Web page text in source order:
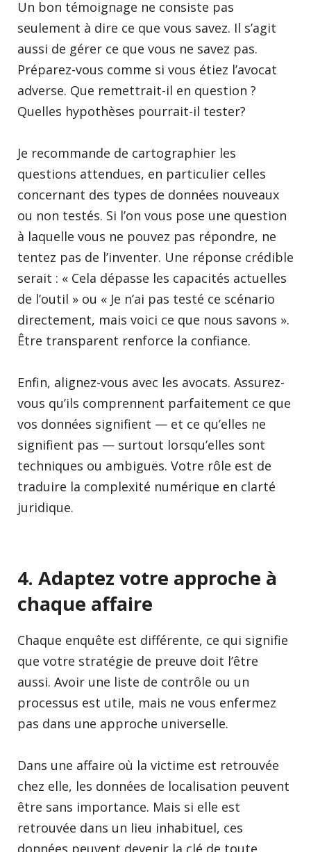
Un bon témoignage ne consiste pas
seulement à dire ce que vous savez. Il s’agit
aussi de gérer ce que vous ne savez pas.
Préparez-vous comme si vous étiez l’avocat
adverse. Que remettrait-il en question ?
Quelles hypothèses pourrait-il tester?
Je recommande de cartographier les
questions attendues, en particulier celles
concernant des types de données nouveaux
ou non testés. Si l’on vous pose une question
à laquelle vous ne pouvez pas répondre, ne
tentez pas de l’inventer. Une réponse crédible
serait : « Cela dépasse les capacités actuelles
de l’outil » ou « Je n’ai pas testé ce scénario
directement, mais voici ce que nous savons ».
Être transparent renforce la confiance.
Enfin, alignez-vous avec les avocats. Assurez-
vous qu’ils comprennent parfaitement ce que
vos données signifient — et ce qu’elles ne
signifient pas — surtout lorsqu’elles sont
techniques ou ambiguës. Votre rôle est de
traduire la complexité numérique en clarté
juridique.
4. Adaptez votre approche à
chaque affaire
Chaque enquête est différente, ce qui signifie
que votre stratégie de preuve doit l’être
aussi. Avoir une liste de contrôle ou un
processus est utile, mais ne vous enfermez
pas dans une approche universelle.
Dans une affaire où la victime est retrouvée
chez elle, les données de localisation peuvent
être sans importance. Mais si elle est
retrouvée dans un lieu inhabituel, ces
données peuvent devenir la clé de toute